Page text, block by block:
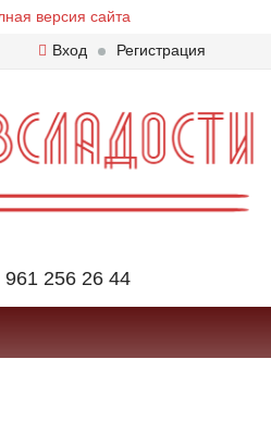
версия сайта
Вход Регистрация
961 256 26 44